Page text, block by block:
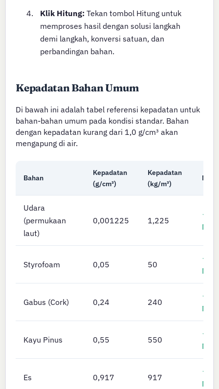
Klik Hitung: Tekan tombol Hitung untuk
memproses hasil dengan solusi langkah
demi langkah, konversi satuan, dan
perbandingan bahan.
Kepadatan Bahan Umum
Di bawah ini adalah tabel referensi kepadatan untuk
bahan-bahan umum pada kondisi standar. Bahan
dengan kepadatan kurang dari 1,0 g/cm³ akan
mengapung di air.
Bahan
Kepadatan
(g/cm³)
Kepadatan
(kg/m³)
Udara
(permukaan
laut)
0,001225 1,225
✓
Styrofoam 0,05 50
✓
Gabus (Cork) 0,24 240
✓
Kayu Pinus 0,55 550
✓
Es 0,917 917
✓